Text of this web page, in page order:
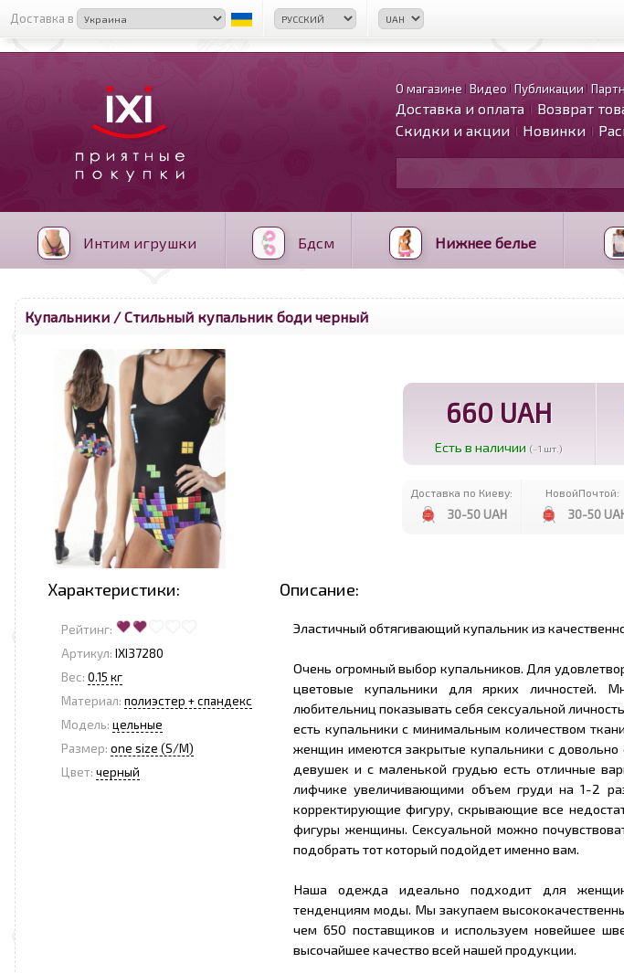
Доставка в
О магазине Видео Публикации
Доставка и оплата Возврат
Скидки и акции
Новинки
Интим игрушки Бдсм Нижнее белье
Купальники / Стильный купальник боди черный
660 UAH
Есть в наличии (~1 шт.)
Доставка по Киеву:
30-50 UAH
НовойПочтой:
30-50
Характеристики: Описание:
Рейтинг:
Артикул: IXI37280
Вес: 0.15 кг
Материал: полиэстер + спандекс
Модель: цельные
Размер: one size (S/M)
Цвет: черный
Эластичный обтягивающий купальник из
Очень огромный выбор купальников. Для
цветовые купальники для ярких личностей.
любительниц показывать себя сексуальной
есть купальники с минимальным количеством
женщин имеются закрытые купальники с
девушек и с маленькой грудью есть отличные
лифчике увеличивающими объем груди на 1-2
корректирующие фигуру, скрывающие все
фигуры женщины. Сексуальной можно
подобрать тот который подойдет именно вам.
Наша одежда идеально подходит для
тенденциям моды. Мы закупаем
чем 650 поставщиков и используем новейшее
высочайшее качество всей нашей продукции.
<